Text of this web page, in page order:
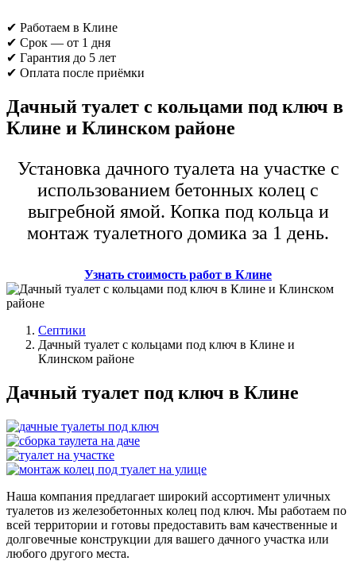
✔ Работаем в Клине
✔ Срок — от 1 дня
✔ Гарантия до 5 лет
✔ Оплата после приёмки
Дачный туалет с кольцами под ключ в
Клине и Клинском районе
Установка дачного туалета на участке с
использованием бетонных колец с
выгребной ямой. Копка под кольца и
монтаж туалетного домика за 1 день.
Узнать стоимость работ в Клине
Септики
Дачный туалет с кольцами под ключ в Клине и
Клинском районе
Дачный туалет под ключ в Клине
Наша компания предлагает широкий ассортимент уличных
туалетов из железобетонных колец под ключ. Мы работаем по
всей территории и готовы предоставить вам качественные и
долговечные конструкции для вашего дачного участка или
любого другого места.